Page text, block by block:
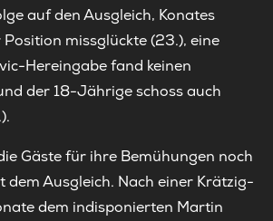
auf den Ausgleich, Konates
missglückte (23.), eine
Hereingabe fand keinen
der 18-Jährige schoss auch
Gäste für ihre Bemühungen noch
dem Ausgleich. Nach einer Krätzig-
dem indisponierten Martin